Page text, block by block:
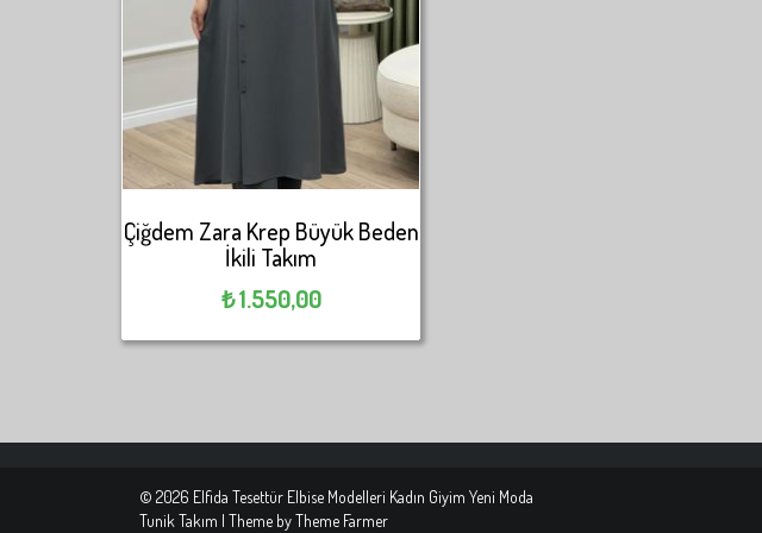
Çiğdem Zara Krep Büyük Beden
İkili Takım
₺1.550,00
© 2026 Elfida Tesettür Elbise Modelleri Kadın Giyim Yeni Moda
Tunik Takım | Theme byTheme Farmer